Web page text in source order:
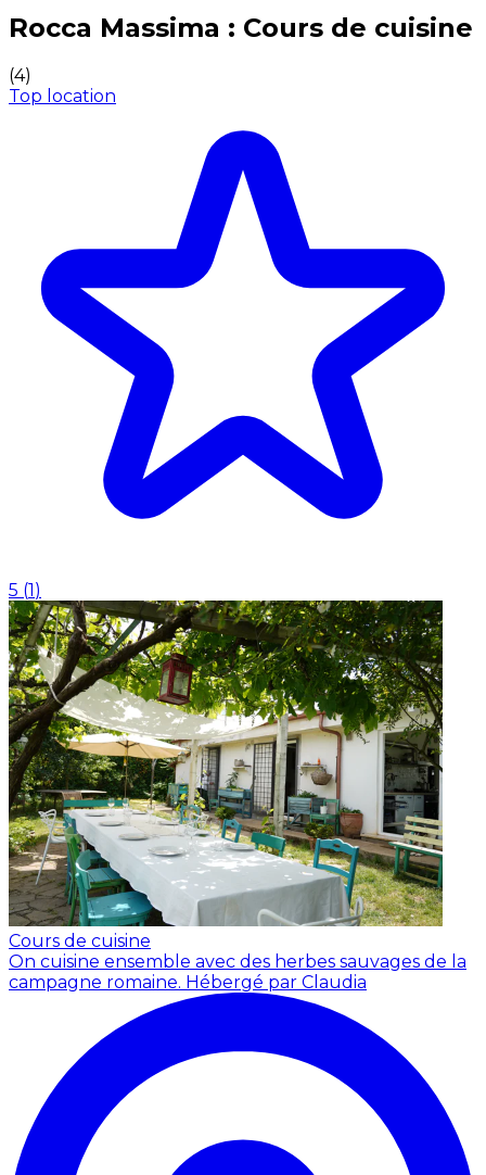
Expériences culinaires inoubliables : Expériences
Rocca Massima : Cours de cuisine
(4)
Top location
5 (1)
Cours de cuisine
On cuisine ensemble avec des herbes sauvages de la
campagne romaine. Hébergé par Claudia